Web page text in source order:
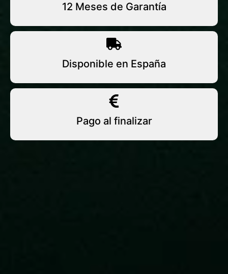
12 Meses de Garantía
Disponible en España
Pago al finalizar